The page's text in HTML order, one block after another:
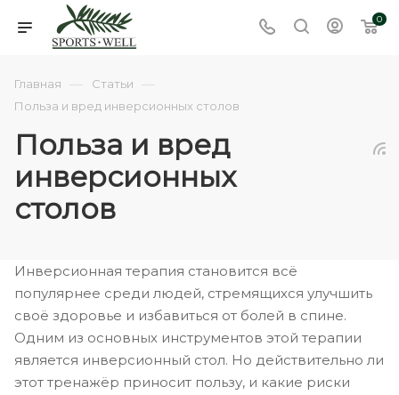
0
Главная — Статьи —
Польза и вред инверсионных столов
Польза и вред
инверсионных
столов
Инверсионная терапия становится всё
популярнее среди людей, стремящихся улучшить
своё здоровье и избавиться от болей в спине.
Одним из основных инструментов этой терапии
является инверсионный стол. Но действительно ли
этот тренажёр приносит пользу, и какие риски